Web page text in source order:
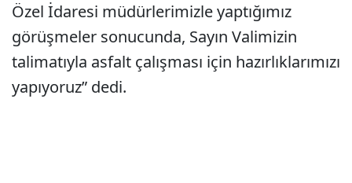
Özel İdaresi müdürlerimizle yaptığımız
görüşmeler sonucunda, Sayın Valimizin
talimatıyla asfalt çalışması için hazırlıklarımızı
yapıyoruz” dedi.